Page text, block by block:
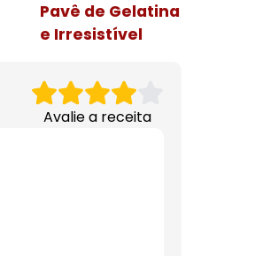
Pavê de Gelatina Cremosa
e Irresistível
Avalie a receita